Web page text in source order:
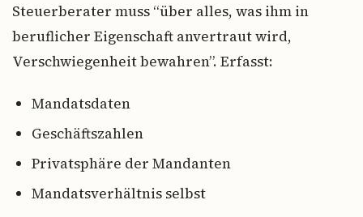
Steuerberater muss “über alles, was ihm in
beruflicher Eigenschaft anvertraut wird,
Verschwiegenheit bewahren”. Erfasst:
Mandatsdaten
Geschäftszahlen
Privatsphäre der Mandanten
Mandatsverhältnis selbst